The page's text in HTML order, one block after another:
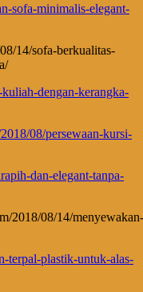
sofa-minimalis-elegant-
14/sofa-berkualitas-
dengan-kerangka-
08/persewaan-kursi-
dan-elegant-tanpa-
2018/08/14/menyewakan-
terpal-plastik-untuk-alas-